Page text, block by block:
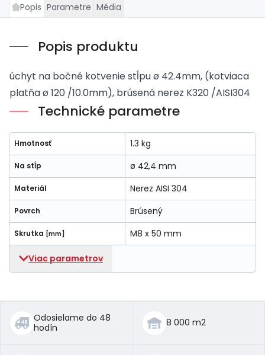
Popis Parametre Média
Popis produktu
úchyt na bočné kotvenie stĺpu ø 42.4mm, (kotviaca
platňa ø 120 /10.0mm), brúsená nerez K320 /AISI304
Technické parametre
Hmotnosť 1.3 kg
Na stĺp ø 42,4 mm
Materiál Nerez AISI 304
Povrch Brúsený
Skrutka [mm] M8 x 50 mm
Viac parametrov
Odosielame do 48
hodín
8 000 m2